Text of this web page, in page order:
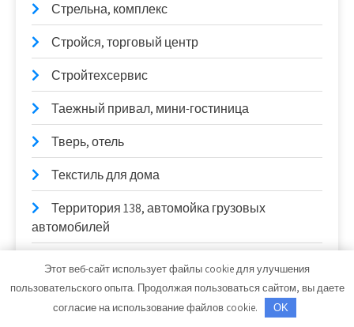
Стрельна, комплекс
Стройся, торговый центр
Стройтехсервис
Таежный привал, мини-гостиница
Тверь, отель
Текстиль для дома
Территория 138, автомойка грузовых
автомобилей
Толстяк, банный комплекс
Этот веб-сайт использует файлы cookie для улучшения
пользовательского опыта. Продолжая пользоваться сайтом, вы даете
согласие на использование файлов cookie.
OK